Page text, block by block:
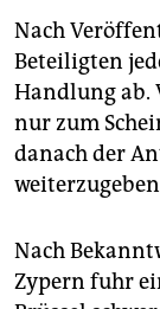
Nach
Beteiligten
Handlung ab.
nur zum
danach der
Nach
Zypern fuhr